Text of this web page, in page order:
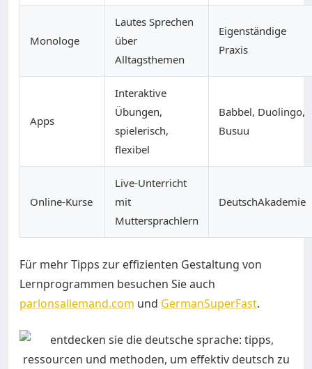
Monologe
Lautes Sprechen
über
Alltagsthemen
Eigenständige
Praxis
Apps
Interaktive
Übungen,
spielerisch,
flexibel
Babbel, Duolingo,
Busuu
Online-Kurse
Live-Unterricht
mit
Muttersprachlern
DeutschAkademie
Für mehr Tipps zur effizienten Gestaltung von
Lernprogrammen besuchen Sie auch
parlonsallemand.com und GermanSuperFast.